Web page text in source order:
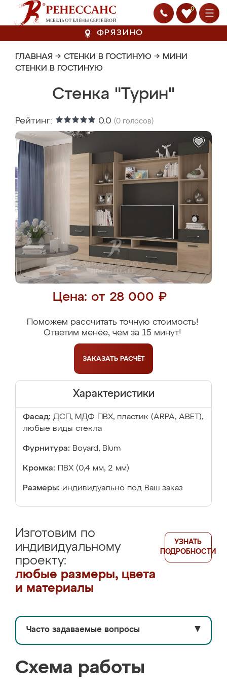
0
ФРЯЗИНО
ГЛАВНАЯ → СТЕНКИ В ГОСТИНУЮ → МИНИ
СТЕНКИ В ГОСТИНУЮ
Стенка "Турин"
Рейтинг: 0.0 (0 голосов)
Цена: от 28 000 ₽
Поможем рассчитать точную стоимость!
Ответим менее, чем за 15 минут!
ЗАКАЗАТЬ РАСЧЁТ
Характеристики
Фасад: ДСП, МДФ ПВХ, пластик (ARPA, ABET),
любые виды стекла
Фурнитура: Boyard, Blum
Кромка: ПВХ (0,4 мм, 2 мм)
Размеры: индивидуально под Ваш заказ
Изготовим по
индивидуальному
проекту:
любые размеры, цвета
и материалы
УЗНАТЬ
ПОДРОБНОСТИ
Часто задаваемые вопросы ▼
Схема работы